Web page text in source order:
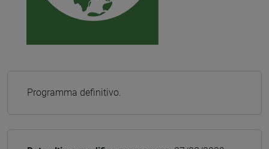
Programma definitivo.